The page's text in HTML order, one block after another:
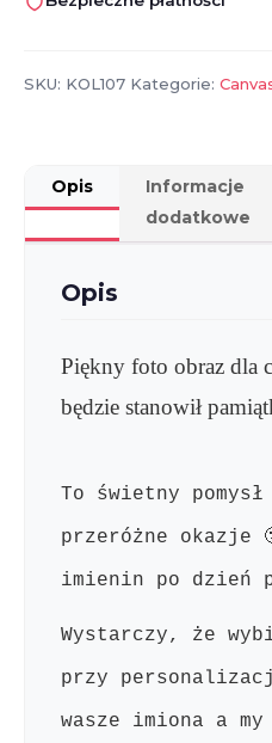
SKU: KOL107 Kategorie:
Opis
Informacje
dodatkowe
Opis
Piękny foto obraz dla
będzie stanowił
To świetny
przeróżne okazje
imienin po dzień
Wystarczy, że
przy
wasze imiona a